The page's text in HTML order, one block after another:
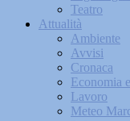
Teatro
Attualità
Ambiente
Avvisi
Cronaca
Economia
Lavoro
Meteo